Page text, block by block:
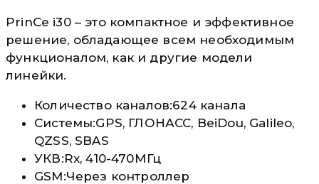
PrinCe i30 – это компактное и эффективное
решение, обладающее всем необходимым
функционалом, как и другие модели
линейки.
Количество каналов:624 канала
Системы:GPS, ГЛОНАСС, BeiDou, Galileo,
QZSS, SBAS
УКВ:Rx, 410-470МГц
GSM:Через контроллер